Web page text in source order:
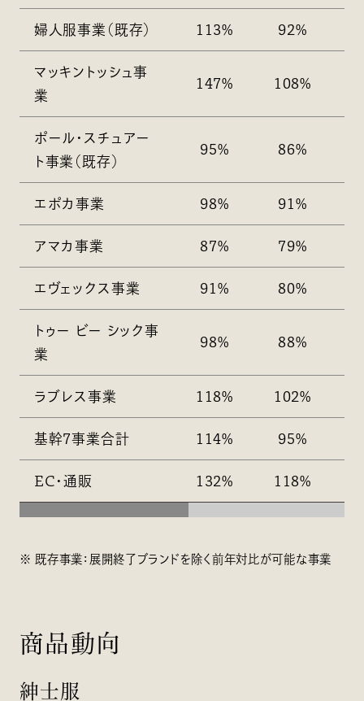
婦人服事業（既存） 113% 92%
マッキントッシュ事
業
147% 108%
ポール・スチュアー
ト事業（既存）
95% 86%
エポカ事業 98% 91%
アマカ事業 87% 79%
エヴェックス事業 91% 80%
トゥー ビー シック事
業
98% 88%
ラブレス事業 118% 102%
基幹7事業合計 114% 95%
EC・通販 132% 118%
既存事業：展開終了ブランドを除く前年対比が可能な事業
商品動向
紳士服